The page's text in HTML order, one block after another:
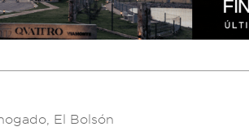
, El Bolsón